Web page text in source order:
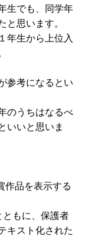
生でも、同学年
思います。
年生から上位入
参考になるとい
のうちはなるべ
いいと思いま
品を表示する
もに、保護者
キスト化された